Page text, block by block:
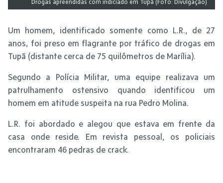
Drogas apreendidas com indiciado em Tupã (Foto: Divulgação)
Um homem, identificado somente como L.R., de 27
anos, foi preso em flagrante por tráfico de drogas em
Tupã (distante cerca de 75 quilômetros de Marília).
Segundo a Polícia Militar, uma equipe realizava um
patrulhamento ostensivo quando identificou um
homem em atitude suspeita na rua Pedro Molina.
L.R. foi abordado e alegou que estava em frente da
casa onde reside. Em revista pessoal, os policiais
encontraram 46 pedras de crack.